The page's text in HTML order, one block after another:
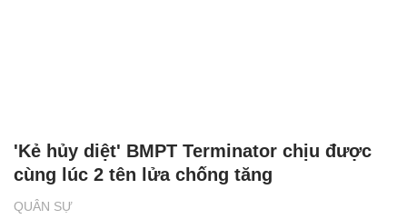
QUÂN SỰ
'Kẻ hủy diệt' BMPT Terminator chịu được
cùng lúc 2 tên lửa chống tăng